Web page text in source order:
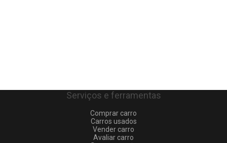
Serviços e ferramentas
Comprar carro
Carros usados
Vender carro
Avaliar carro